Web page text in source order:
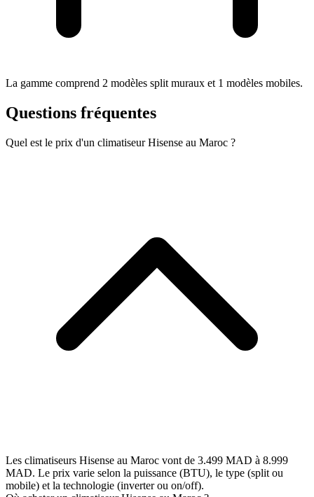
La gamme comprend 2 modèles split muraux et 1 modèles mobiles.
Questions fréquentes
Quel est le prix d'un climatiseur Hisense au Maroc ?
Les climatiseurs Hisense au Maroc vont de 3.499 MAD à 8.999
MAD. Le prix varie selon la puissance (BTU), le type (split ou
mobile) et la technologie (inverter ou on/off).